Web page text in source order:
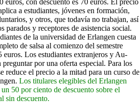
a estudiantes, jóvenes en formación,
y otros, que todavía no trabajan, así
parados y receptores de asistencia social.
de la universidad de Erlangen cuesta
de salsa al comienzo del semestre
euros. Los estudiantes extranjeros y Au-
preguntar por una oferta especial. Para los
reduce el precio a la mitad para un curso de
Los titulares elegibles del Erlangen
un 50 por ciento de descuento sobre el
sin descuento.